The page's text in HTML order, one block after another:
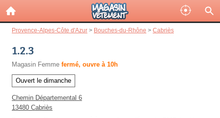
Provence-Alpes-Côte d'Azur > Bouches-du-Rhône > Cabriès
1.2.3
Magasin Femme fermé, ouvre à 10h
Ouvert le dimanche
Chemin Départemental 6
13480 Cabriès